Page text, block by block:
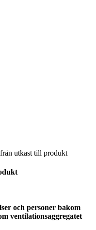
utkast till produkt
och personer bakom
ventilationsaggregatet